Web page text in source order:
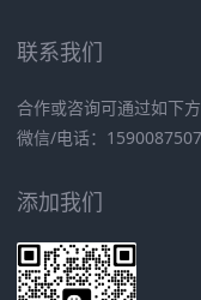
联系我们
合作或咨询可通过如下方
微信/电话：
添加我们